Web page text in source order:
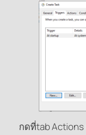
กดที่tab